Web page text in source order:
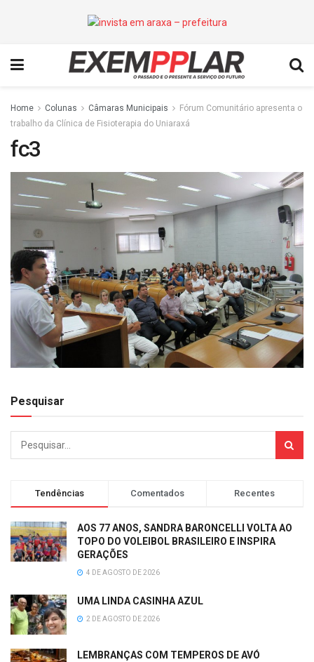
Home Colunas Câmaras Municipais
Fórum Comunitário apresenta o
trabalho da Clínica de Fisioterapia do Uniaraxá
fc3
Pesquisar
Tendências Comentados Recentes
AOS 77 ANOS, SANDRA BARONCELLI VOLTA AO
TOPO DO VOLEIBOL BRASILEIRO E INSPIRA
GERAÇÕES
4 DE AGOSTO DE 2026
UMA LINDA CASINHA AZUL
2 DE AGOSTO DE 2026
LEMBRANÇAS COM TEMPEROS DE AVÓ